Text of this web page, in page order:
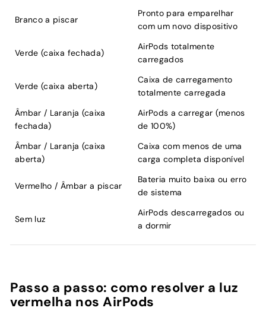
Branco a piscar
Pronto para emparelhar
com um novo dispositivo
Verde (caixa fechada)
AirPods totalmente
carregados
Verde (caixa aberta)
Caixa de carregamento
totalmente carregada
Âmbar / Laranja (caixa
fechada)
AirPods a carregar (menos
de 100%)
Âmbar / Laranja (caixa
aberta)
Caixa com menos de uma
carga completa disponível
Vermelho / Âmbar a piscar
Bateria muito baixa ou erro
de sistema
Sem luz
AirPods descarregados ou
a dormir
Passo a passo: como resolver a luz
vermelha nos AirPods